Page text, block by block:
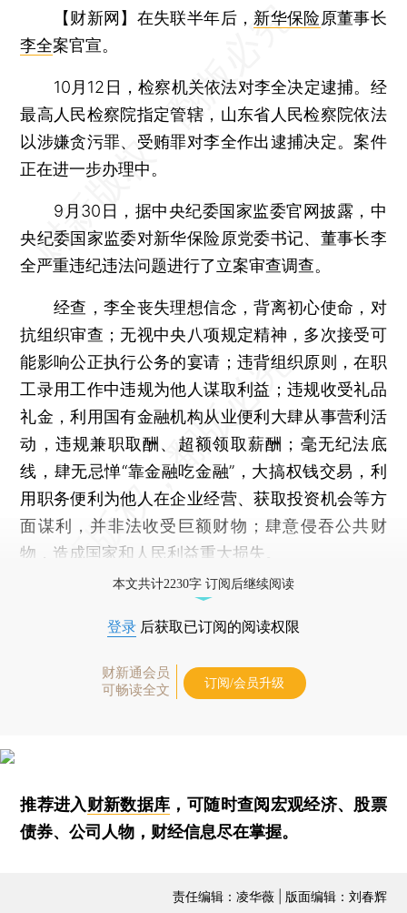
【财新网】 在失联半年后， 新华保险原董事长
李全案官宣。
10月12日，检察机关依法对李全决定逮捕。经
最高人民检察院指定管辖，山东省人民检察院依法
以涉嫌贪污罪、受贿罪对李全作出逮捕决定。案件
正在进一步办理中。
9月30日，据中央纪委国家监委官网披露，中
央纪委国家监委对新华保险原党委书记、董事长李
全严重违纪违法问题进行了立案审查调查。
经查，李全丧失理想信念，背离初心使命，对
抗组织审查；无视中央八项规定精神，多次接受可
能影响公正执行公务的宴请；违背组织原则，在职
工录用工作中违规为他人谋取利益；违规收受礼品
礼金，利用国有金融机构从业便利大肆从事营利活
动，违规兼职取酬、超额领取薪酬；毫无纪法底
线，肆无忌惮“靠金融吃金融”，大搞权钱交易，利
用职务便利为他人在企业经营、获取投资机会等方
面谋利，并非法收受巨额财物；肆意侵吞公共财
物，造成国家和人民利益重大损失。
本文共计2230字 订阅后继续阅读
登录 后获取已订阅的阅读权限
财新通会员
可畅读全文
订阅/会员升级
推荐进入财新数据库 ，可随时查阅宏观经济、股票
债券、公司人物，财经信息尽在掌握。
责任编辑：凌华薇 | 版面编辑：刘春辉